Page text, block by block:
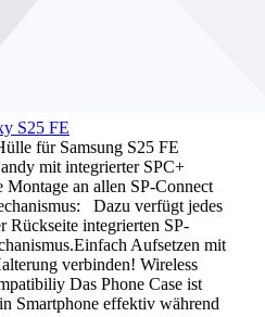
S25 FE
für Samsung S25 FE
mit integrierter SPC+
an allen SP-Connect
Dazu verfügt jedes
Rückseite integrierten SP-
Aufsetzen mit
verbinden! Wireless
Das Phone Case ist
Smartphone effektiv während